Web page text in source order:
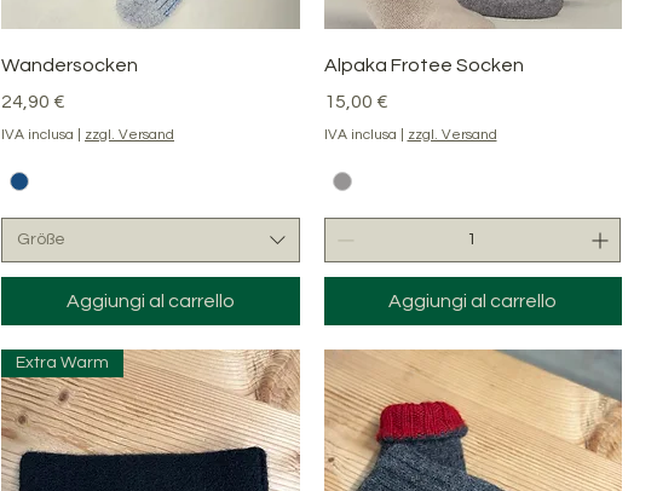
Vista rapida
Wandersocken
Prezzo
24,90 €
IVA inclusa zzgl. Versand
Größe
Aggiungi al carrello
Vista rapida
Alpaka Frotee Socken
Prezzo
15,00 €
IVA inclusa zzgl. Versand
Aggiungi al carrello
Extra Warm